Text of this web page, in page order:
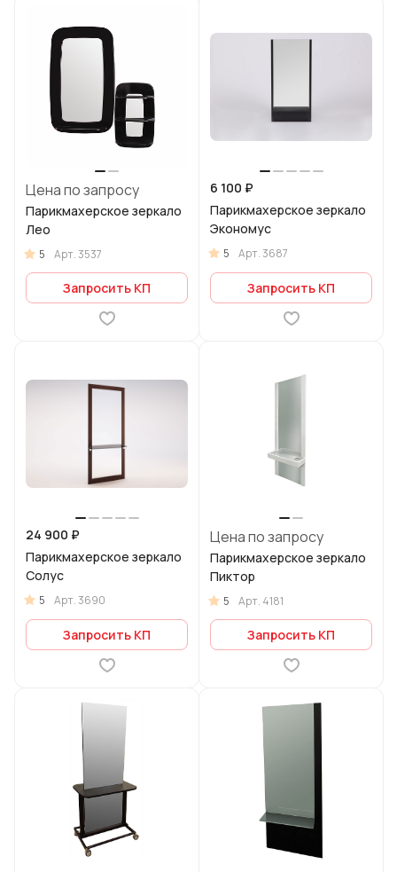
Цена по запросу
Парикмахерское зеркало
Лео
5 Арт.3537
Запросить КП
6 100 ₽
Парикмахерское зеркало
Экономус
5 Арт.3687
Запросить КП
24 900 ₽
Парикмахерское зеркало
Солус
5 Арт.3690
Запросить КП
Цена по запросу
Парикмахерское зеркало
Пиктор
5 Арт. 4181
Запросить КП